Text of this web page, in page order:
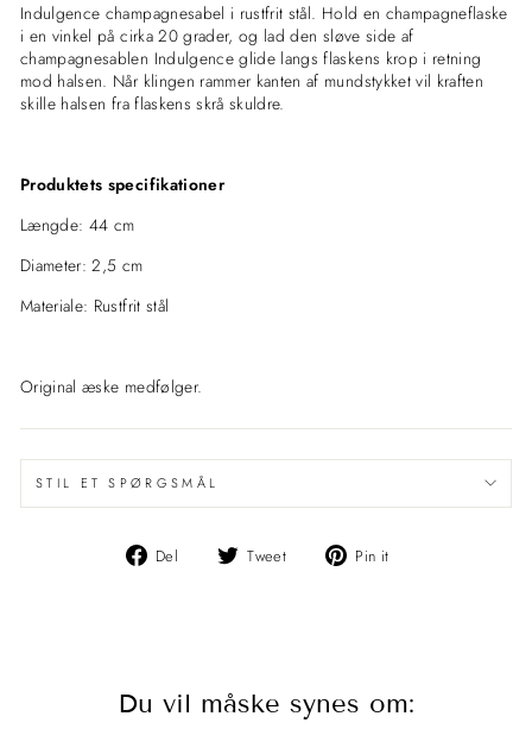
Indulgence champagnesabel i rustfrit stål. Hold en champagneflaske
i en vinkel på cirka 20 grader, og lad den sløve side af
champagnesablen Indulgence glide langs flaskens krop i retning
mod halsen. Når klingen rammer kanten af mundstykket vil kraften
skille halsen fra flaskens skrå skuldre.
Produktets specifikationer
Længde: 44 cm
Diameter: 2,5 cm
Materiale: Rustfrit stål
Original æske medfølger.
STIL ET SPØRGSMÅL
Del
Del
Tweet
Del
Pin it
Du vil måske synes om: